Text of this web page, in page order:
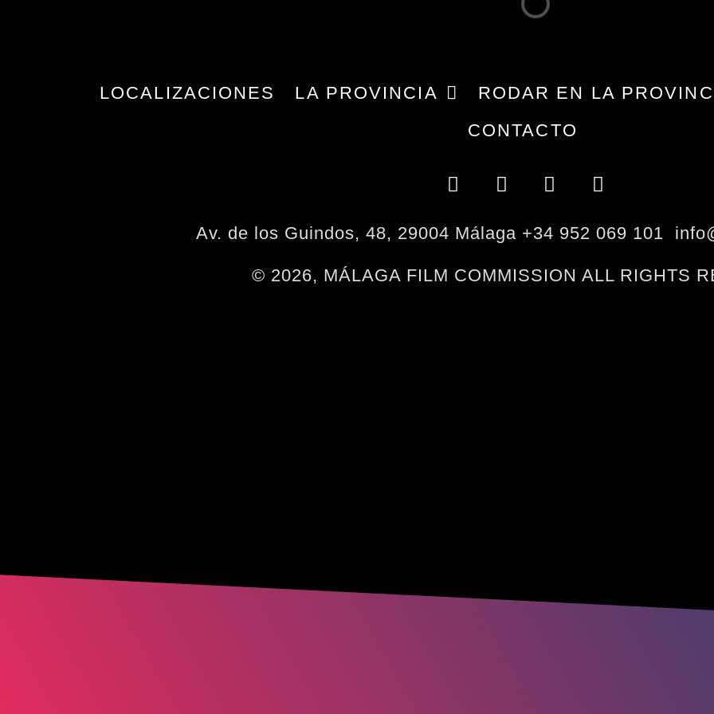
LOCALIZACIONES LA PROVINCIA
RODAR EN LA
CONTACTO
Av. de los Guindos, 48, 29004 Málaga +34 952 069 101
© 2026, MÁLAGA FILM COMMISSION ALL RIGHTS